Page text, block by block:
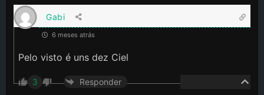
Gabi
6 meses atrás
Pelo visto é uns dez Ciel
3 Responder